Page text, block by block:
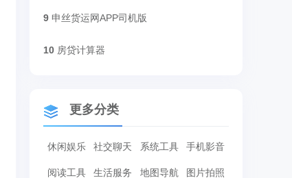
9 申丝货运网APP司机版
10 房贷计算器
更多分类
休闲娱乐 社交聊天 系统工具 手机影音
阅读工具 生活服务 地图导航 图片拍照